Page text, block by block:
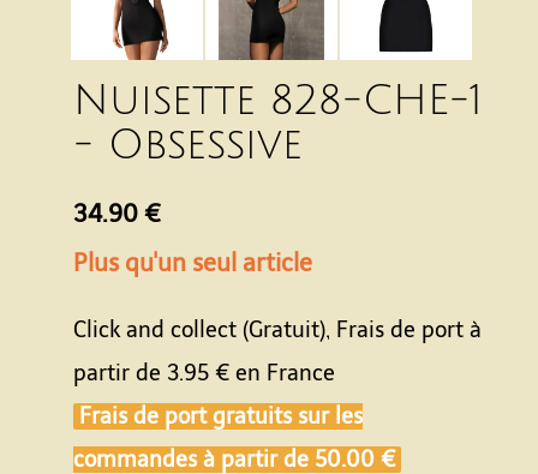
Nuisette 828-CHE-1
- Obsessive
34.90 €
Plus qu'un seul article
Click and collect (Gratuit), Frais de port à
partir de 3.95 € en France
Frais de port gratuits sur les
commandes à partir de 50.00 €